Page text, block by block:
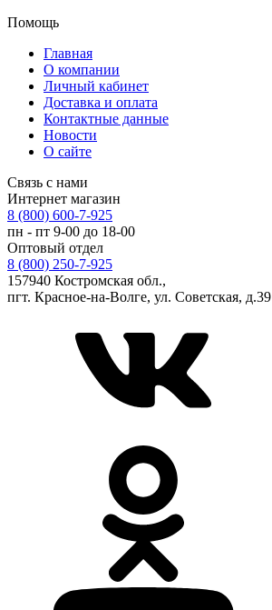
Помощь
Главная
О компании
Личный кабинет
Доставка и оплата
Контактные данные
Новости
О сайте
Связь с нами
Интернет магазин
8 (800) 600-7-925
пн - пт 9-00 до 18-00
Оптовый отдел
8 (800) 250-7-925
157940 Костромская обл.,
пгт. Красное-на-Волге, ул. Советская, д.39